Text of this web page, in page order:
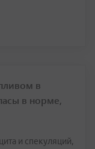
в
в норме,
и спекуляций,